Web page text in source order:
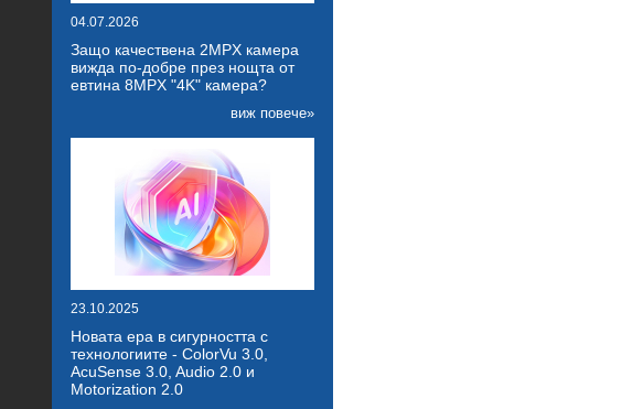
04.07.2026
Защо качествена 2MPX камера
вижда по-добре през нощта от
евтина 8MPX "4K" камера?
виж повече»
23.10.2025
Новата ера в сигурността с
технологиите - ColorVu 3.0,
AcuSense 3.0, Audio 2.0 и
Motorization 2.0